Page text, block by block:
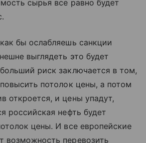
сырья все равно будет
бы ослабляешь санкции
выглядеть это будет
риск заключается в том,
потолок цены, а потом
откроется, и цены упадут,
российская нефть будет
цены. И все европейские
возможность перевозить